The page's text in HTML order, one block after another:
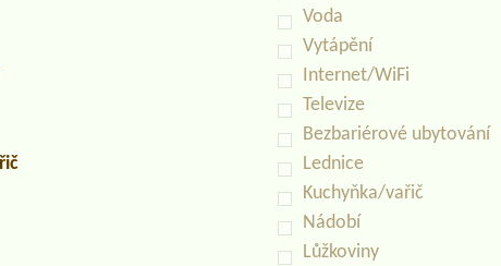
Voda
Vytápění
Internet/WiFi
Televize
Bezbariérové ubytování
Lednice
Kuchyňka/vařič
Nádobí
Lůžkoviny